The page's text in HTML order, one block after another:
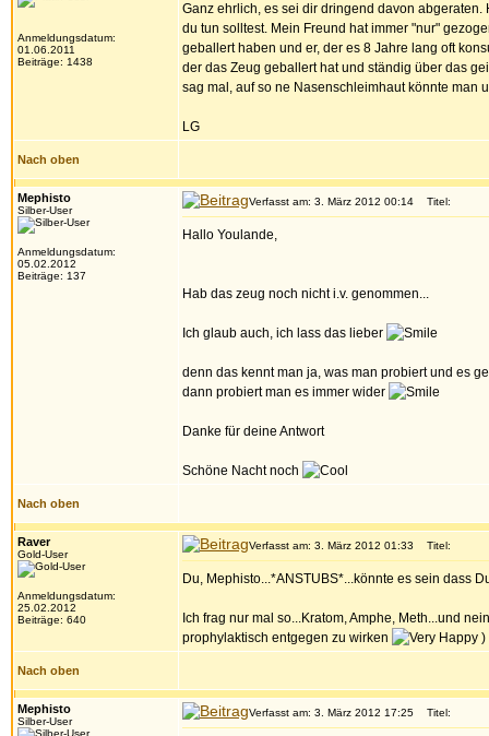
Anmeldungsdatum:
01.06.2011
Beiträge: 1438
Ganz ehrlich, es sei dir dringend davon
du tun solltest. Mein Freund hat immer "nur"
geballert haben und er, der es 8 Jahre lang oft
der das Zeug geballert hat und ständig über das
sag mal, auf so ne Nasenschleimhaut könnte man
LG
Nach oben
Mephisto
Silber-User
Anmeldungsdatum:
05.02.2012
Beiträge: 137
Verfasst am: 3. März 2012 00:14 Titel:
Hallo Youlande,
Hab das zeug noch nicht i.v. genommen...
Ich glaub auch, ich lass das lieber
denn das kennt man ja, was man probiert und es
dann probiert man es immer wider
Danke für deine Antwort
Schöne Nacht noch
Nach oben
Raver
Gold-User
Anmeldungsdatum:
25.02.2012
Beiträge: 640
Verfasst am: 3. März 2012 01:33 Titel:
Du, Mephisto...*ANSTUBS*...könnte es sein dass
Ich frag nur mal so...Kratom, Amphe, Meth...und
prophylaktisch entgegen zu wirken
)
Nach oben
Mephisto
Silber-User
Verfasst am: 3. März 2012 17:25 Titel: